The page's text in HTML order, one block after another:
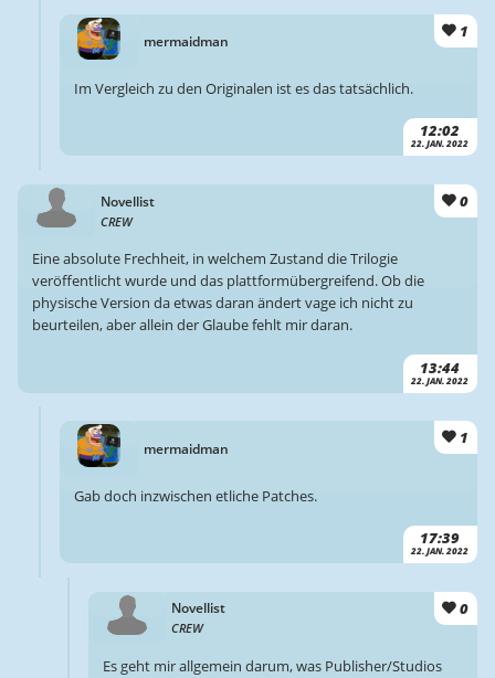
mermaidman
1
12:02
22. JAN. 2022
Im Vergleich zu den Originalen ist es das tatsächlich.
Novellist
CREW
0
13:44
22. JAN. 2022
Eine absolute Frechheit, in welchem Zustand die Trilogie
veröffentlicht wurde und das plattformübergreifend. Ob die
physische Version da etwas daran ändert vage ich nicht zu
beurteilen, aber allein der Glaube fehlt mir daran.
mermaidman
1
17:39
22. JAN. 2022
Gab doch inzwischen etliche Patches.
Novellist
CREW
0
Es geht mir allgemein darum, was Publisher/Studios